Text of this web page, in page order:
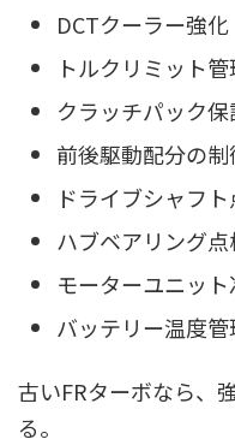
DCTクーラー強化
トルクリミット管
クラッチパック保
前後駆動配分の制
ドライブシャフ
ハブベアリング点
モーターユニッ
バッテリー温度管
古いFRターボなら、
る。